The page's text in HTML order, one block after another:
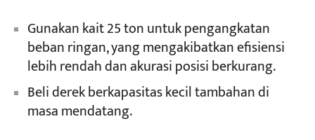
Gunakan kait 25 ton untuk pengangkatan
beban ringan, yang mengakibatkan efisiensi
lebih rendah dan akurasi posisi berkurang.
Beli derek berkapasitas kecil tambahan di
masa mendatang.